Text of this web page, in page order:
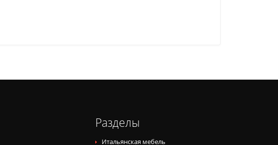
Разделы
Итальянская мебель